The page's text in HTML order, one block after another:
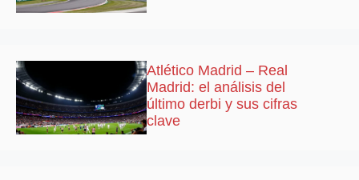
Atlético Madrid – Real
Madrid: el análisis del
último derbi y sus cifras
clave